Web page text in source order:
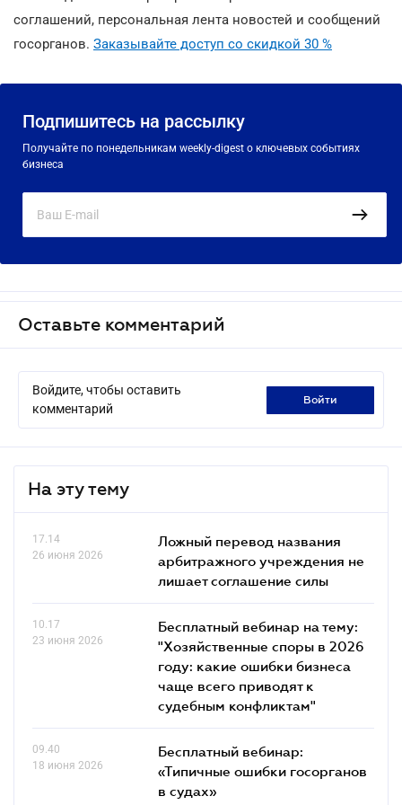
соглашений, персональная лента новостей и сообщений
госорганов. Заказывайте доступ со скидкой 30 %
Подпишитесь на рассылку
Получайте по понедельникам weekly-digest о ключевых событиях
бизнеса
Оставьте комментарий
Войдите, чтобы оставить
комментарий
войти
На эту тему
17.14
26 июня 2026
Ложный перевод названия
арбитражного учреждения не
лишает соглашение силы
10.17
23 июня 2026
Бесплатный вебинар на тему:
"Хозяйственные споры в 2026
году: какие ошибки бизнеса
чаще всего приводят к
судебным конфликтам"
09.40
18 июня 2026
Бесплатный вебинар:
«Типичные ошибки госорганов
в судах»